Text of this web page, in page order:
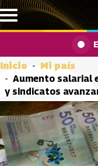
Pasar al contenido
Inicio
Mi país
Aumento salarial
y sindicatos